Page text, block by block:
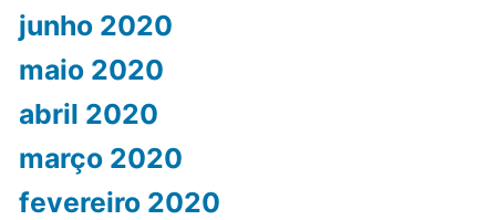
junho 2020
maio 2020
abril 2020
março 2020
fevereiro 2020